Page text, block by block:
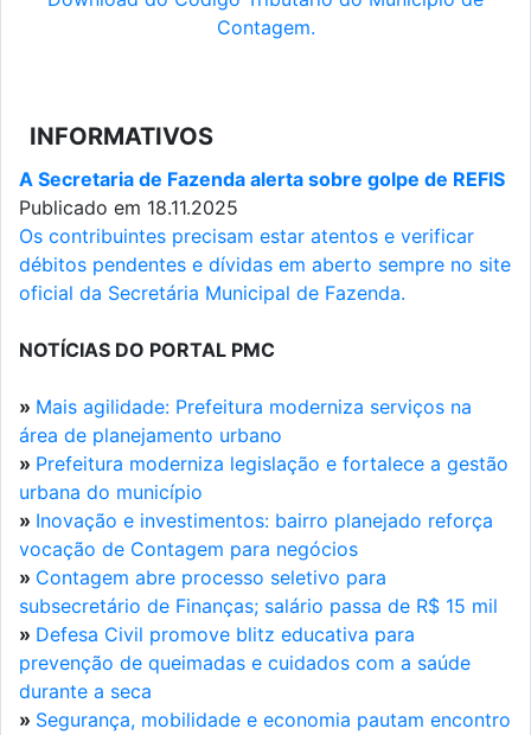
Contagem.
INFORMATIVOS
A Secretaria de Fazenda alerta sobre golpe de REFIS
Publicado em 18.11.2025
Os contribuintes precisam estar atentos e verificar
débitos pendentes e dívidas em aberto sempre no site
oficial da Secretária Municipal de Fazenda.
NOTÍCIAS DO PORTAL PMC
» Mais agilidade: Prefeitura moderniza serviços na
área de planejamento urbano
» Prefeitura moderniza legislação e fortalece a gestão
urbana do município
» Inovação e investimentos: bairro planejado reforça
vocação de Contagem para negócios
» Contagem abre processo seletivo para
subsecretário de Finanças; salário passa de R$ 15 mil
» Defesa Civil promove blitz educativa para
prevenção de queimadas e cuidados com a saúde
durante a seca
» Segurança, mobilidade e economia pautam encontro